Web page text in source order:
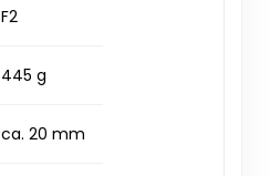
F2
445 g
ca. 20 mm